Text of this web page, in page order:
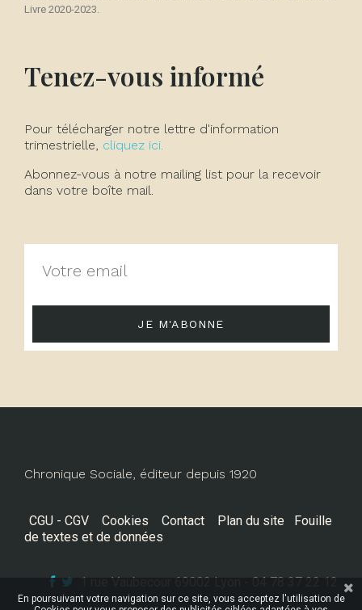
Livre 2020-2023.
Tenez-vous informé
Pour télécharger notre lettre d'information
trimestrielle, cliquez ici.
Abonnez-vous à notre mailing list pour la recevoir
dans votre boîte mail.
JE M'ABONNE
Chronique Sociale, éditeur depuis 1920
CGU - CGV Cookies Contact Plan du site
Fouille
de textes et de données
1 rue Vaubecour 69002 Lyon - 04 78 37 22 12
En poursuivant votre navigation sur ce site, vous acceptez l'utilisation de